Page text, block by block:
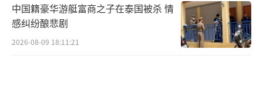
中国籍豪华游艇富商之子在泰国被杀 情
感纠纷酿悲剧
2026-08-09 18:11:21